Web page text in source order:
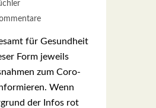
für Gesund­heit
Form jeweils
zum Coro­­
Wenn
der Infos rot